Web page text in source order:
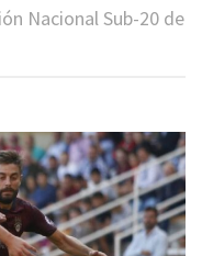
Nacional Sub-20 de